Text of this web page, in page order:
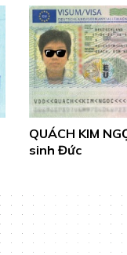
QUÁCH KIM
sinh Đức